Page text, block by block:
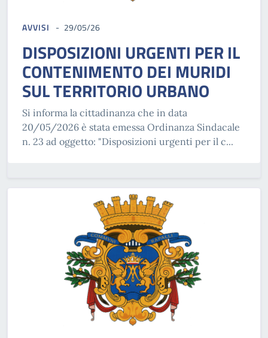
AVVISI 29/05/26
DISPOSIZIONI URGENTI PER IL
CONTENIMENTO DEI MURIDI
SUL TERRITORIO URBANO
Si informa la cittadinanza che in data
20/05/2026 è stata emessa Ordinanza Sindacale
n. 23 ad oggetto: "Disposizioni urgenti per il c...